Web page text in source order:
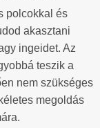
polcokkal és
akasztani
ingeidet. Az
teszik a
nem szükséges
megoldás